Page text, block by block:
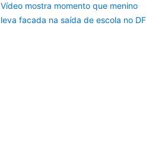
Vídeo mostra momento que menino
leva facada na saída de escola no DF